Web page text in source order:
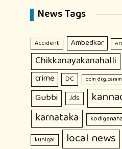
News Tags
Accident Ambedkar
Chikkanayakanahalli
crime DC dcm
Gubbi Jds
karnataka
kunigal local news